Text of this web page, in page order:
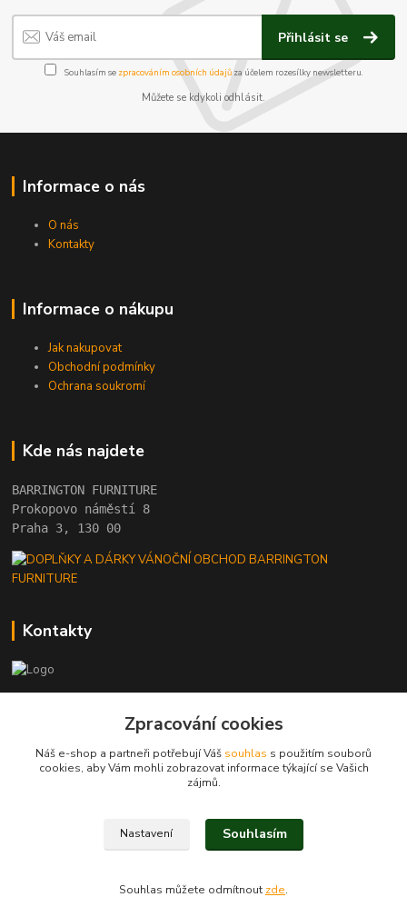
Přihlásit se
Souhlasím se zpracováním osobních údajůza účelem rozesílky newsletteru.
Můžete se kdykoli odhlásit.
Informace o nás
O nás
Kontakty
Informace o nákupu
Jak nakupovat
Obchodní podmínky
Ochrana soukromí
Kde nás najdete
BARRINGTON FURNITURE
Prokopovo náměstí 8
Praha 3, 130 00
Kontakty
barrington@barrington.cz
BARRINGTON FURNITURE
Zpracování cookies
Náš e-shop a partneři potřebují Váš souhlas s použitím souborů
cookies, aby Vám mohli zobrazovat informace týkající se Vašich
zájmů.
Nastavení Souhlasím
Souhlas můžete odmítnout zde.